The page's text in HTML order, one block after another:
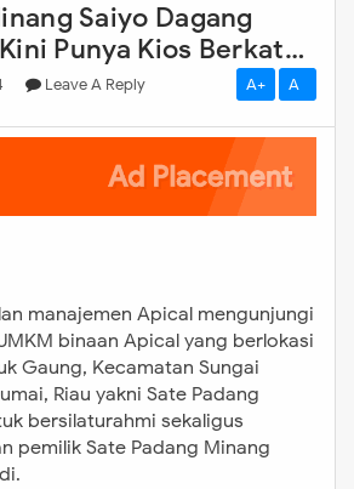
Saiyo Dagang
Punya Kios Berkat
Apical
Leave A Reply A+ A-
manajemen Apical mengunjungi
binaan Apical yang berlokasi
Gaung, Kecamatan Sungai
Riau yakni Sate Padang
bersilaturahmi sekaligus
pemilik Sate Padang Minang